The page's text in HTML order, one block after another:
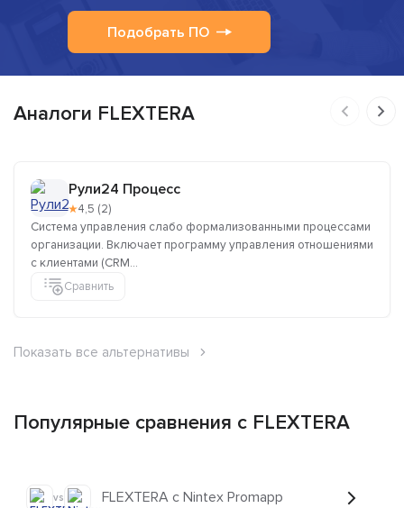
Подобрать ПО
Аналоги FLEXTERA
Рули24 Процесс
★4,5 (2)
Система управления слабо формализованными процессами
организации. Включает программу управления отношениями
с клиентами (CRM...
Сравнить
Показать все альтернативы
Популярные сравнения с FLEXTERA
vs FLEXTERA с Nintex Promapp